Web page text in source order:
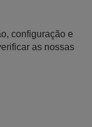
configuração e
as nossas